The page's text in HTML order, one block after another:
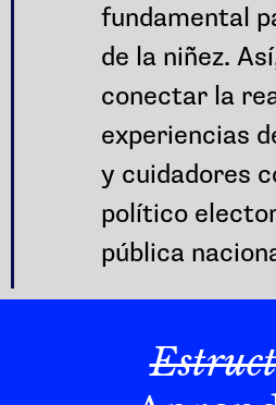
fundamental
de la niñez.
conectar la
experiencias
y cuidadores
político
pública